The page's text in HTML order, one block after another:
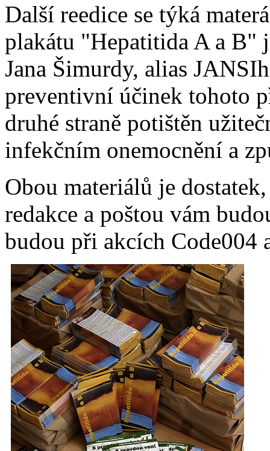
Další reedice se týká
plakátu "Hepatitida A a B"
Jana Šimurdy, alias
preventivní účinek tohoto
druhé straně potištěn
infekčním onemocnění a
Obou materiálů je
redakce a poštou vám
budou při akcích Code004